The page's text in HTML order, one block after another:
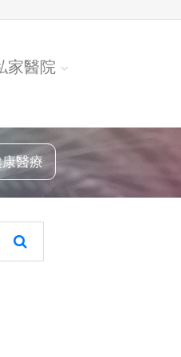
家醫院
醫療